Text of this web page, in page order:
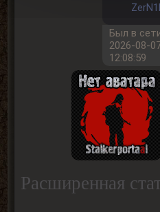
Был в
2026-08-
12:08:59
Расширенная